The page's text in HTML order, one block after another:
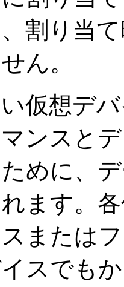
割り当
ん。
仮想デ
ンスと
めに、
ます。
または
スでも